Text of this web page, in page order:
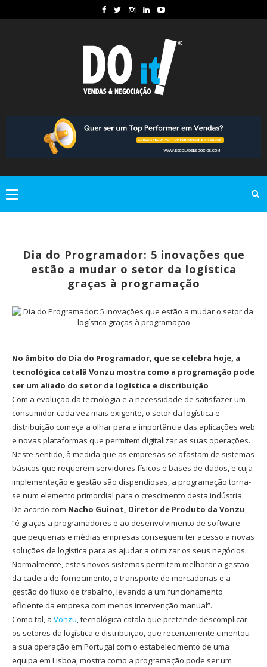
Dia do Programador: 5 inovações que
estão a mudar o setor da logística
graças à programação
No âmbito do Dia do Programador, que se celebra hoje, a
tecnológica catalã Vonzu mostra como a programação pode
ser um aliado do setor da logística e distribuição
Com a evolução da tecnologia e a necessidade de satisfazer um
consumidor cada vez mais exigente, o setor da logística e
distribuição começa a olhar para a importância das aplicações web
e novas plataformas que permitem digitalizar as suas operações.
Neste sentido, à medida que as empresas se afastam de sistemas
básicos que requerem servidores físicos e bases de dados, e cuja
implementação e gestão são dispendiosas, a programação torna-
se num elemento primordial para o crescimento desta indústria.
De acordo com Nacho Guinot, Diretor de Produto da Vonzu,
“é graças a programadores e ao desenvolvimento de software
que pequenas e médias empresas conseguem ter acesso a novas
soluções de logística para as ajudar a otimizar os seus negócios.
Normalmente, estes novos sistemas permitem melhorar a gestão
da cadeia de fornecimento, o transporte de mercadorias e a
gestão do fluxo de trabalho, levando a um funcionamento
eficiente da empresa com menos intervenção manual”.
Como tal, a Vonzu, tecnológica catalã que pretende descomplicar
os setores da logística e distribuição, que recentemente cimentou
a sua operação em Portugal com o estabelecimento de uma
equipa em Lisboa, mostra como a programação pode ser um